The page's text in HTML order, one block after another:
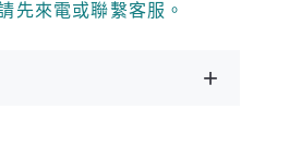
先來電或聯繫客服。